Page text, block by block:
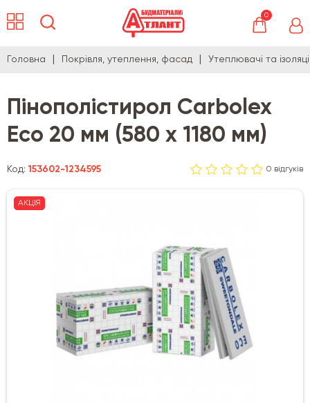
0
Головна Покрівля, утеплення, фасад Утеплювачі та
Пінополістирол Carbolex
Eco 20 мм (580 х 1180 мм)
Код:153602-1234595 0 відгуків
АКЦІЯ